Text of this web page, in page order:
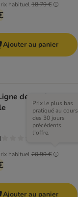
habituel18,79 €
Ajouter au panier
de corde
habituel20,99 €
Prix le plus bas
pratiqué au cours
des 30 jours
précédents
l'offre.
Ajouter au panier